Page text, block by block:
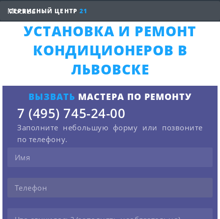
СЕРВИСНЫЙ ЦЕНТР 21
УСТАНОВКА И РЕМОНТ
КОНДИЦИОНЕРОВ В
ЛЬВОВСКЕ
ВЫЗВАТЬ МАСТЕРА ПО РЕМОНТУ
7 (495) 745-24-00
Заполните небольшую форму или позвоните
по телефону.